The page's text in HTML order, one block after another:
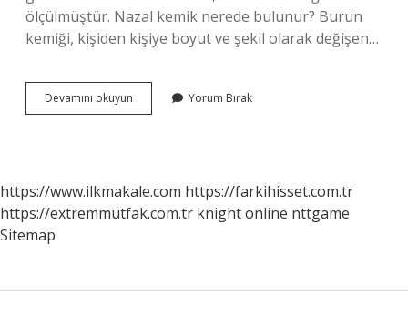
ölçülmüştür. Nazal kemik nerede bulunur? Burun
kemiği, kişiden kişiye boyut ve şekil olarak değişen…
Devamını okuyun
Kemik
Yorum Bırak
https://www.ilkmakale.com https://farkihisset.com.tr
https://extremmutfak.com.tr knight online nttgame
Sitemap